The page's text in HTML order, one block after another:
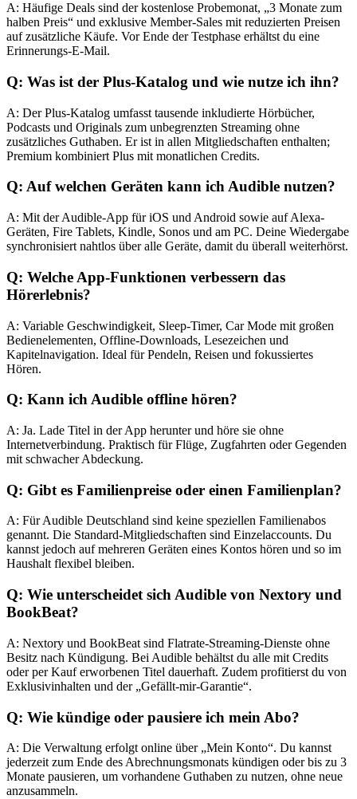
A: Häufige Deals sind der kostenlose Probemonat, „3 Monate zum
halben Preis“ und exklusive Member-Sales mit reduzierten Preisen
auf zusätzliche Käufe. Vor Ende der Testphase erhältst du eine
Erinnerungs-E-Mail.
Q: Was ist der Plus-Katalog und wie nutze ich ihn?
A: Der Plus-Katalog umfasst tausende inkludierte Hörbücher,
Podcasts und Originals zum unbegrenzten Streaming ohne
zusätzliches Guthaben. Er ist in allen Mitgliedschaften enthalten;
Premium kombiniert Plus mit monatlichen Credits.
Q: Auf welchen Geräten kann ich Audible nutzen?
A: Mit der Audible-App für iOS und Android sowie auf Alexa-
Geräten, Fire Tablets, Kindle, Sonos und am PC. Deine Wiedergabe
synchronisiert nahtlos über alle Geräte, damit du überall weiterhörst.
Q: Welche App-Funktionen verbessern das
Hörerlebnis?
A: Variable Geschwindigkeit, Sleep-Timer, Car Mode mit großen
Bedienelementen, Offline-Downloads, Lesezeichen und
Kapitelnavigation. Ideal für Pendeln, Reisen und fokussiertes
Hören.
Q: Kann ich Audible offline hören?
A: Ja. Lade Titel in der App herunter und höre sie ohne
Internetverbindung. Praktisch für Flüge, Zugfahrten oder Gegenden
mit schwacher Abdeckung.
Q: Gibt es Familienpreise oder einen Familienplan?
A: Für Audible Deutschland sind keine speziellen Familienabos
genannt. Die Standard-Mitgliedschaften sind Einzelaccounts. Du
kannst jedoch auf mehreren Geräten eines Kontos hören und so im
Haushalt flexibel bleiben.
Q: Wie unterscheidet sich Audible von Nextory und
BookBeat?
A: Nextory und BookBeat sind Flatrate-Streaming-Dienste ohne
Besitz nach Kündigung. Bei Audible behältst du alle mit Credits
oder per Kauf erworbenen Titel dauerhaft. Zudem profitierst du von
Exklusivinhalten und der „Gefällt-mir-Garantie“.
Q: Wie kündige oder pausiere ich mein Abo?
A: Die Verwaltung erfolgt online über „Mein Konto“. Du kannst
jederzeit zum Ende des Abrechnungsmonats kündigen oder bis zu 3
Monate pausieren, um vorhandene Guthaben zu nutzen, ohne neue
anzusammeln.